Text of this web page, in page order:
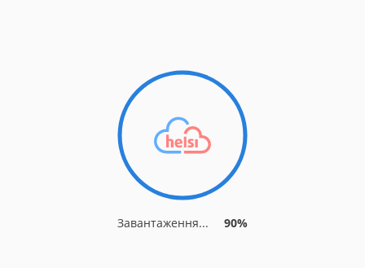
Завантаження... 90%